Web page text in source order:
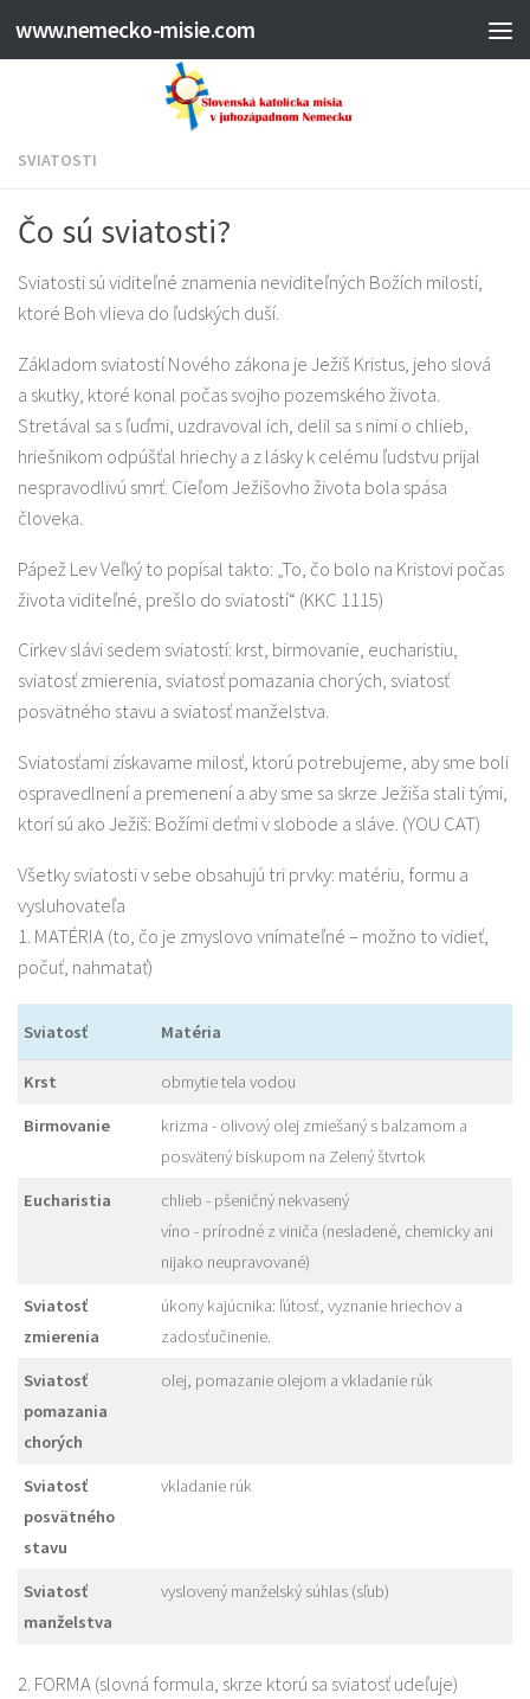
www.nemecko-misie.com
SVIATOSTI
Čo sú sviatosti?
Sviatosti sú viditeľné znamenia neviditeľných Božích milostí,
ktoré Boh vlieva do ľudských duší.
Základom sviatostí Nového zákona je Ježiš Kristus, jeho slová
a skutky, ktoré konal počas svojho pozemského života.
Stretával sa s ľuďmi, uzdravoval ich, delil sa s nimi o chlieb,
hriešnikom odpúšťal hriechy a z lásky k celému ľudstvu prijal
nespravodlivú smrť. Cieľom Ježišovho života bola spása
človeka.
Pápež Lev Veľký to popísal takto: „To, čo bolo na Kristovi počas
života viditeľné, prešlo do sviatostí“ (KKC 1115)
Cirkev slávi sedem sviatostí: krst, birmovanie, eucharistiu,
sviatosť zmierenia, sviatosť pomazania chorých, sviatosť
posvätného stavu a sviatosť manželstva.
Sviatosťami získavame milosť, ktorú potrebujeme, aby sme boli
ospravedlnení a premenení a aby sme sa skrze Ježiša stali tými,
ktorí sú ako Ježiš: Božími deťmi v slobode a sláve. (YOU CAT)
Všetky sviatosti v sebe obsahujú tri prvky: matériu, formu a
vysluhovateľa
1. MATÉRIA (to, čo je zmyslovo vnímateľné – možno to vidieť,
počuť, nahmatať)
Sviatosť Matéria
Krst obmytie tela vodou
Birmovanie
krizma - olivový olej zmiešaný s balzamom a
posvätený biskupom na Zelený štvrtok
Eucharistia
chlieb - pšeničný nekvasený
víno - prírodné z viniča (nesladené, chemicky ani
nijako neupravované)
Sviatosť
zmierenia
úkony kajúcnika: ľútosť, vyznanie hriechov a
zadosťučinenie.
Sviatosť
pomazania
chorých
olej, pomazanie olejom a vkladanie rúk
Sviatosť
posvätného
stavu
vkladanie rúk
Sviatosť
manželstva
vyslovený manželský súhlas (sľub)
2. FORMA (slovná formula, skrze ktorú sa sviatosť udeľuje)